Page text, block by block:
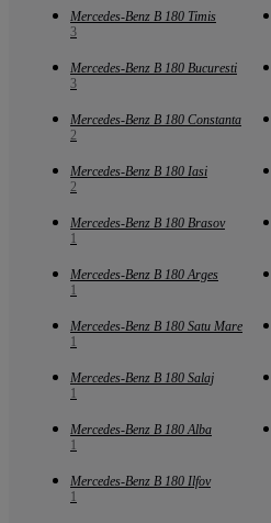
Mercedes-Benz B 180 Timis
3
Mercedes-Benz B 180 Bucuresti
3
Mercedes-Benz B 180 Constanta
2
Mercedes-Benz B 180 Iasi
2
Mercedes-Benz B 180 Brasov
1
Mercedes-Benz B 180 Arges
1
Mercedes-Benz B 180 Satu Mare
1
Mercedes-Benz B 180 Salaj
1
Mercedes-Benz B 180 Alba
1
Mercedes-Benz B 180 Ilfov
1